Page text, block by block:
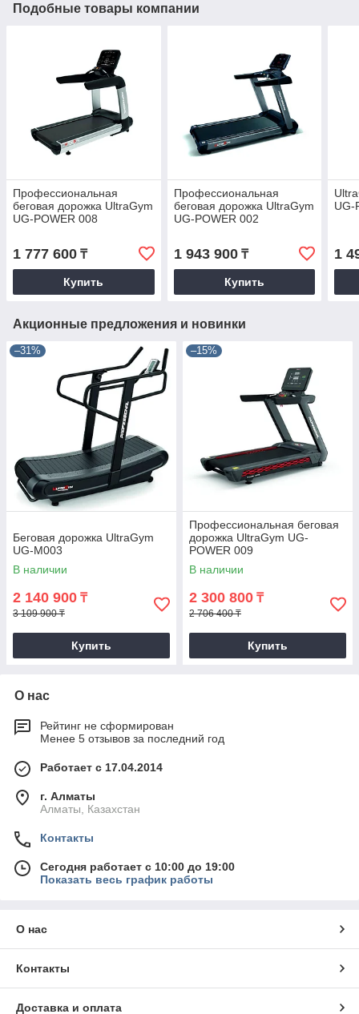
Подобные товары компании
Профессиональная
беговая дорожка UltraGym
UG-POWER 008
1 777 600 ₸
Купить
Профессиональная
беговая дорожка UltraGym
UG-POWER 002
1 943 900₸
Купить
UG-
1
Акционные предложения и новинки
–31%
Беговая дорожка UltraGym
UG-M003
В наличии
2 140 900 ₸
3 109 900 ₸
Купить
–15%
Профессиональная беговая
дорожка UltraGym UG-
POWER 009
В наличии
2 300 800 ₸
2 706 400 ₸
Купить
О нас
Рейтинг не сформирован
Менее 5 отзывов за последний год
Работает с 17.04.2014
г. Алматы
Алматы, Казахстан
Контакты
Сегодня работает с 10:00 до 19:00
Показать весь график работы
О нас
Контакты
Доставка и оплата